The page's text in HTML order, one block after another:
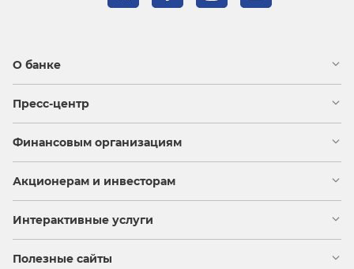
О банке
Пресс-центр
Финансовым организациям
Акционерам и инвесторам
Интерактивные услуги
Полезные сайты